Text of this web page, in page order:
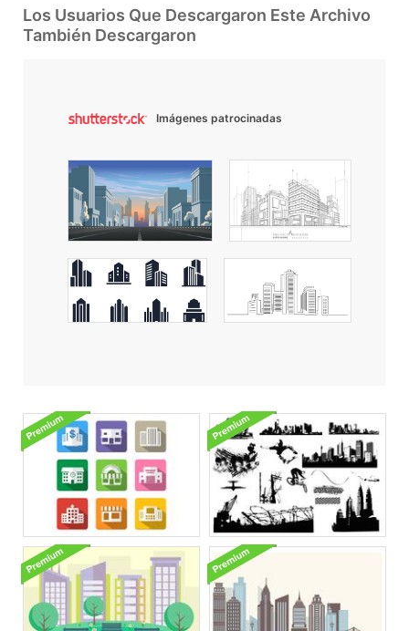
Los Usuarios Que Descargaron Este Archivo
También Descargaron
Imágenes patrocinadas